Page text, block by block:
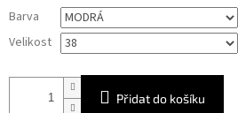
cena:
Barva
Velikost
Přidat do košíku